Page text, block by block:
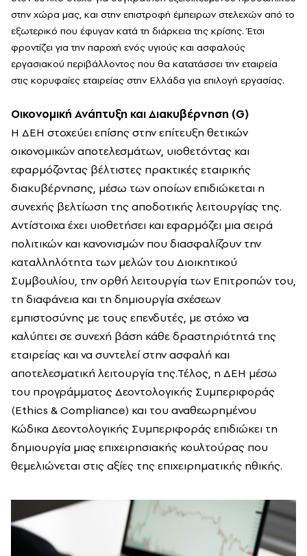
στην χώρα μας, και στην επιστροφή έμπειρων στελεχών από το
εξωτερικό που έφυγαν κατά τη διάρκεια της κρίσης. Έτσι
φροντίζει για την παροχή ενός υγιούς και ασφαλούς
εργασιακού περιβάλλοντος που θα κατατάσσει την εταιρεία
στις κορυφαίες εταιρείας στην Ελλάδα για επιλογή εργασίας.
Οικονομική Ανάπτυξη και Διακυβέρνηση (G)
Η ΔΕΗ στοχεύει επίσης στην επίτευξη θετικών
οικονομικών αποτελεσμάτων, υιοθετόντας και
εφαρμόζοντας βέλτιστες πρακτικές εταιρικής
διακυβέρνησης, μέσω των οποίων επιδιώκεται η
συνεχής βελτίωση της αποδοτικής λειτουργίας της.
Αντίστοιχα έχει υιοθετήσει και εφαρμόζει μια σειρά
πολιτικών και κανονισμών που διασφαλίζουν την
καταλληλότητα των μελών του Διοικητικού
Συμβουλίου, την ορθή λειτουργία των Επιτροπών του,
τη διαφάνεια και τη δημιουργία σχέσεων
εμπιστοσύνης με τους επενδυτές, με στόχο να
καλύπτει σε συνεχή βάση κάθε δραστηριότητά της
εταιρείας και να συντελεί στην ασφαλή και
αποτελεσματική λειτουργία της.Τέλος, η ΔΕΗ μέσω
του προγράμματος Δεοντολογικής Συμπεριφοράς
(Ethics & Compliance) και του αναθεωρημένου
Κώδικα Δεοντολογικής Συμπεριφοράς επιδιώκει τη
δημιουργία μιας επιχειρησιακής κουλτούρας που
θεμελιώνεται στις αξίες της επιχειρηματικής ηθικής.